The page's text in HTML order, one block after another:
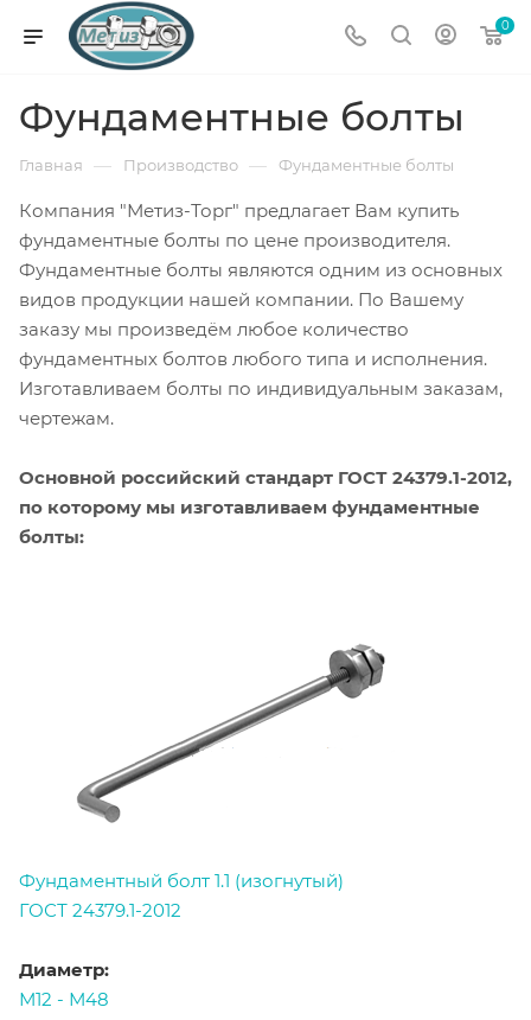
0
Фундаментные болты
Главная — Производство — Фундаментные болты
Компания "Метиз-Торг" предлагает Вам купить
фундаментные болты по цене производителя.
Фундаментные болты являются одним из основных
видов продукции нашей компании. По Вашему
заказу мы произведём любое количество
фундаментных болтов любого типа и исполнения.
Изготавливаем болты по индивидуальным заказам,
чертежам.
Основной российский стандарт ГОСТ 24379.1-2012,
по которому мы изготавливаем фундаментные
болты:
Фундаментный болт 1.1 (изогнутый)
ГОСТ 24379.1-2012
Диаметр:
М12 - М48